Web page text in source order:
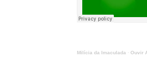
Milícia da Imaculada · Ouvir